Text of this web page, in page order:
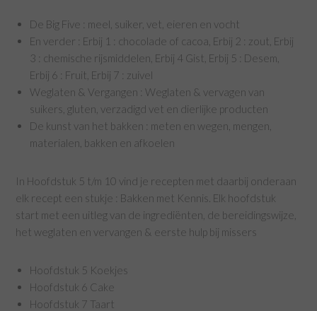
De Big Five : meel, suiker, vet, eieren en vocht
En verder : Erbij 1 : chocolade of cacoa, Erbij 2 : zout, Erbij
3 : chemische rijsmiddelen, Erbij 4 Gist, Erbij 5 : Desem,
Erbij 6 : Fruit, Erbij 7 : zuivel
Weglaten & Vergangen : Weglaten & vervagen van
suikers, gluten, verzadigd vet en dierlijke producten
De kunst van het bakken : meten en wegen, mengen,
materialen, bakken en afkoelen
In Hoofdstuk 5 t/m 10 vind je recepten met daarbij onderaan
elk recept een stukje : Bakken met Kennis. Elk hoofdstuk
start met een uitleg van de ingrediënten, de bereidingswijze,
het weglaten en vervangen & eerste hulp bij missers
Hoofdstuk 5 Koekjes
Hoofdstuk 6 Cake
Hoofdstuk 7 Taart